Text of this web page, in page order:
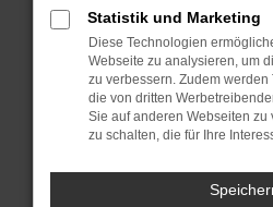
Funktioniert die
anderen Browser
privaten Fenster?
Starte dein Gerät
Das kann
vorübergehende
Statistik und Marketing
Diese Technologien
Webseite zu analysieren, um
zu verbessern. Zudem
die von dritten
Sie auf anderen Webseiten zu
zu schalten, die für Ihre